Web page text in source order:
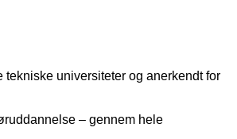
universiteter og anerkendt for
– gennem hele